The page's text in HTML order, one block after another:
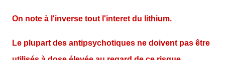
On note à l'inverse tout l'interet du lithium.
Le plupart des antipsychotiques ne doivent pas être